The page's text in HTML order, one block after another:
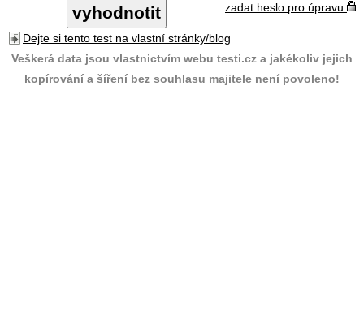
zadat heslo pro úpravu
Dejte si tento test na vlastní stránky/blog
Veškerá data jsou vlastnictvím webu testi.cz a jakékoliv jejich
kopírování a šíření bez souhlasu majitele není povoleno!